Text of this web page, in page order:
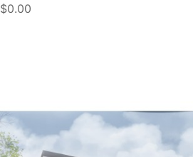
$0.00